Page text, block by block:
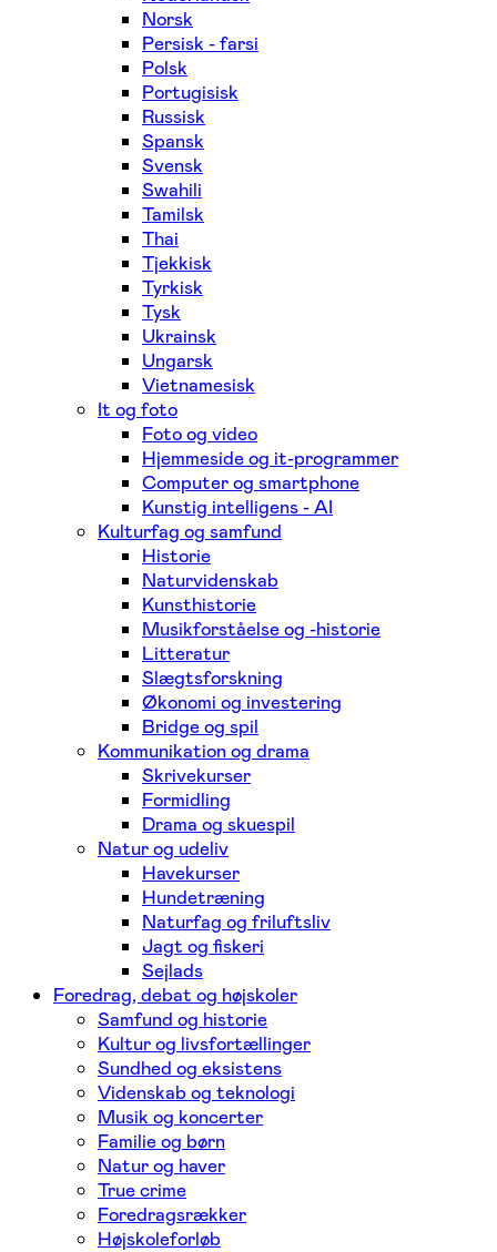
Norsk
Persisk - farsi
Polsk
Portugisisk
Russisk
Spansk
Svensk
Swahili
Tamilsk
Thai
Tjekkisk
Tyrkisk
Tysk
Ukrainsk
Ungarsk
Vietnamesisk
It og foto
Foto og video
Hjemmeside og it-programmer
Computer og smartphone
Kunstig intelligens - AI
Kulturfag og samfund
Historie
Naturvidenskab
Kunsthistorie
Musikforståelse og -historie
Litteratur
Slægtsforskning
Økonomi og investering
Bridge og spil
Kommunikation og drama
Skrivekurser
Formidling
Drama og skuespil
Natur og udeliv
Havekurser
Hundetræning
Naturfag og friluftsliv
Jagt og fiskeri
Sejlads
Foredrag, debat og højskoler
Samfund og historie
Kultur og livsfortællinger
Sundhed og eksistens
Videnskab og teknologi
Musik og koncerter
Familie og børn
Natur og haver
True crime
Foredragsrækker
Højskoleforløb